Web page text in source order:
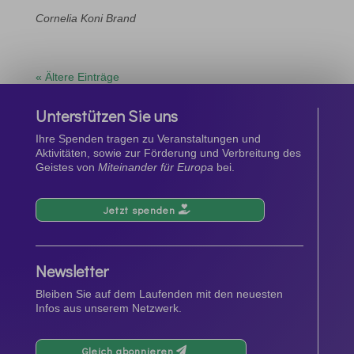
Cornelia Koni Brand
« Ältere Einträge
Unterstützen Sie uns
Ihre Spenden tragen zu Veranstaltungen und
Aktivitäten, sowie zur Förderung und Verbreitung des
Geistes von Miteinander für Europa bei.
Jetzt spenden
Newsletter
Bleiben Sie auf dem Laufenden mit den neuesten
Infos aus unserem Netzwerk.
Gleich abonnieren